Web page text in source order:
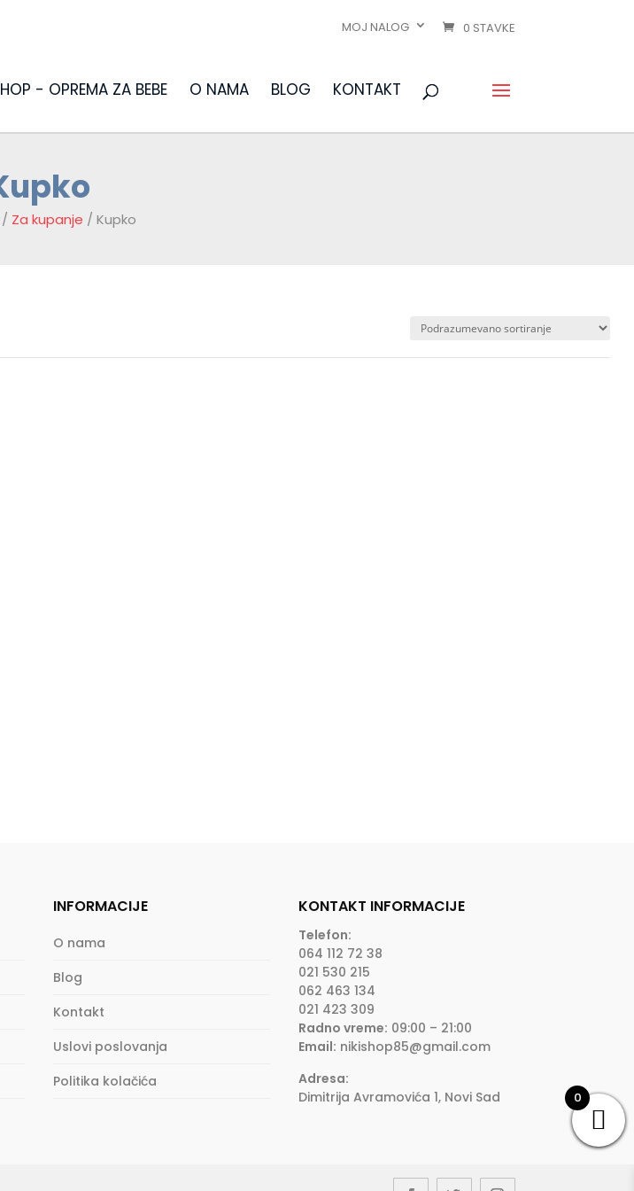
MOJ NALOG 0 STAVKE
O NAMA BLOG KONTAKT
/ Za kupanje / Kupko
INFORMACIJE
O nama
Blog
Kontakt
Uslovi poslovanja
Politika kolačića
KONTAKT INFORMACIJE
Telefon:
064 112 72 38
021 530 215
062 463 134
021 423 309
Radno vreme: 09:00 – 21:00
Email: nikishop85@gmail.com
Adresa:
Dimitrija Avramovića 1, Novi Sad
0